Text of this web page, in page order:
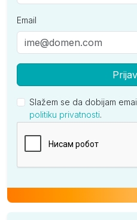
Email
Slažem se da dobijam
politiku privatnosti.